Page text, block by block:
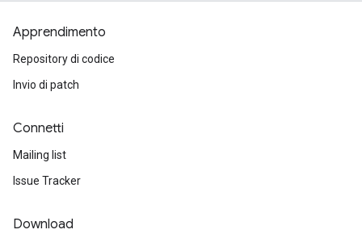
Apprendimento
Repository di codice
Invio di patch
Connetti
Mailing list
Issue Tracker
Download